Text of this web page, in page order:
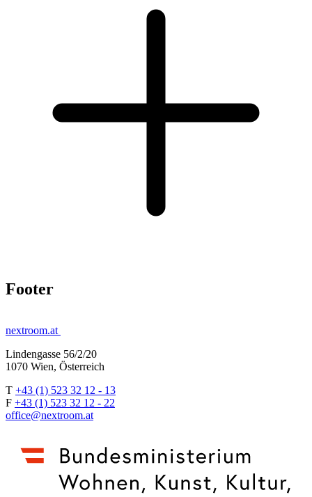
Footer
nextroom.at
Lindengasse 56/2/20
1070 Wien, Österreich
T +43 (1) 523 32 12 - 13
F +43 (1) 523 32 12 - 22
office@nextroom.at